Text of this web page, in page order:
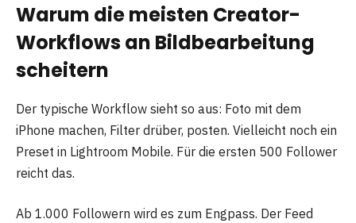
Warum die meisten Creator-
Workflows an Bildbearbeitung
scheitern
Der typische Workflow sieht so aus: Foto mit dem
iPhone machen, Filter drüber, posten. Vielleicht noch ein
Preset in Lightroom Mobile. Für die ersten 500 Follower
reicht das.
Ab 1.000 Followern wird es zum Engpass. Der Feed